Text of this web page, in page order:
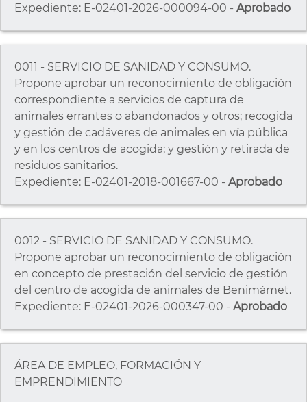
Expediente: E-02401-2026-000094-00 - Aprobado
0011 - SERVICIO DE SANIDAD Y CONSUMO.
Propone aprobar un reconocimiento de obligación
correspondiente a servicios de captura de
animales errantes o abandonados y otros; recogida
y gestión de cadáveres de animales en vía pública
y en los centros de acogida; y gestión y retirada de
residuos sanitarios.
Expediente: E-02401-2018-001667-00 - Aprobado
0012 - SERVICIO DE SANIDAD Y CONSUMO.
Propone aprobar un reconocimiento de obligación
en concepto de prestación del servicio de gestión
del centro de acogida de animales de Benimàmet.
Expediente: E-02401-2026-000347-00 - Aprobado
ÁREA DE EMPLEO, FORMACIÓN Y
EMPRENDIMIENTO